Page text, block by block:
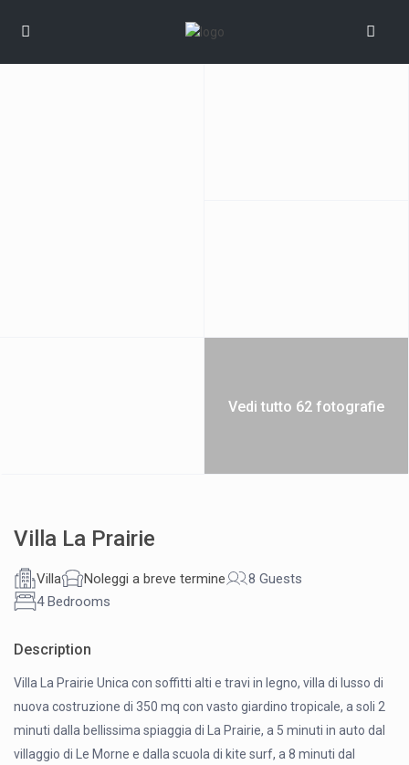
Vedi tutto 62 fotografie
Villa La Prairie
Villa Noleggi a breve termine
8 Guests
4 Bedrooms
Description
Villa La Prairie Unica con soffitti alti e travi in legno, villa di lusso di
nuova costruzione di 350 mq con vasto giardino tropicale, a soli 2
minuti dalla bellissima spiaggia di La Prairie, a 5 minuti in auto dal
villaggio di Le Morne e dalla scuola di kite surf, a 8 minuti dal